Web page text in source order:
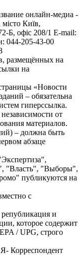
онлайн-медиа -
Київ,
офіс 208/1 E-mail:
044-205-43-00
размещённых на
на
«Новости
– обязательна
гиперссылка.
от
материалов.
– должна быть
абзаце
"Власть", "Выборы",
публикуются на
с
и
которое содержит
/ UPG, строго
Корреспондент